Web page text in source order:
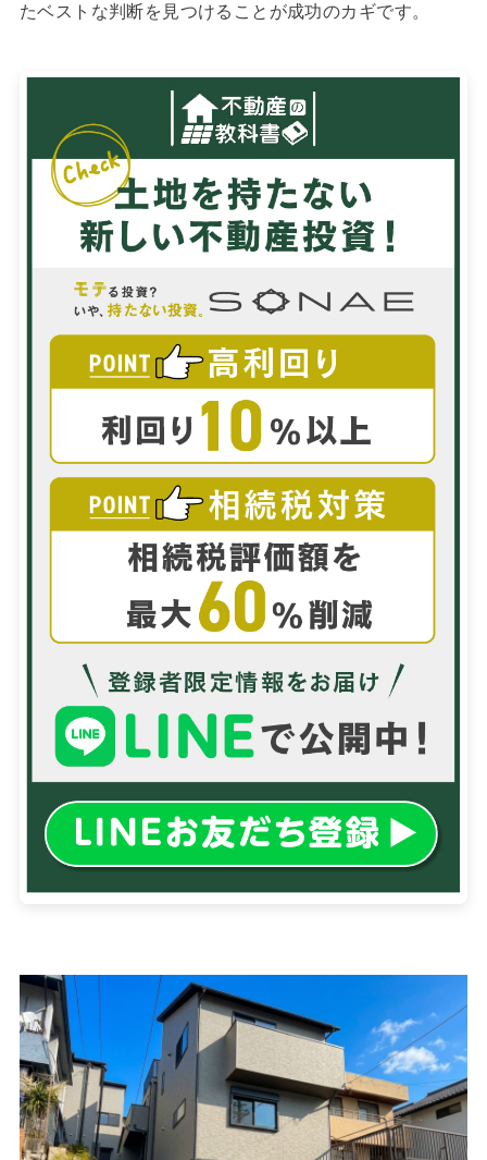
たベストな判断を見つけることが成功のカギです。